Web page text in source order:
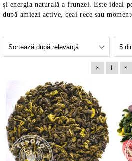
și energia naturală a frunzei. Este ideal
după-amiezi active, ceai rece sau
« 1 »